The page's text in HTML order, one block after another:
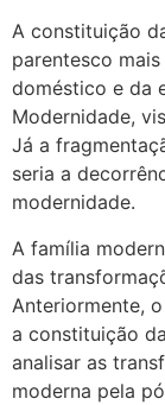
A constituição
parentesco
doméstico e da
Modernidade,
Já a
seria a
modernidade.
A família
das
Anteriormente,
a constituição
analisar as
moderna pela